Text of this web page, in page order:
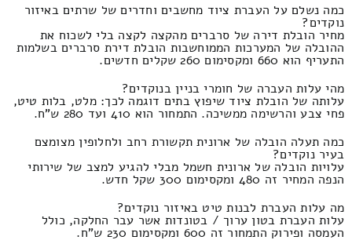
כמה נשלם על העברת ציוד מחשבים וחדרים של שרתים באיזור
נוקדים?
מחיר הובלת דירה של סרברים מהקצה לקצה בלי לשכוח את
ההובלה של המערכות הממוחשבות הובלת דירת סרברים בשלמות
התעריף הוא 660 ומקסימום 260 שקלים חדשים.
מהי עלות העברה של חומרי בניין בנוקדים?
עלותה של הובלת ציוד שיפוץ בתים דוגמה לכך: מלט, בלות טיט,
פחי צבע והרשימה ממשיכה. התמחור הוא 410 ועד 280 ש"ח.
כמה תעלה הובלה של ארונית תקשורת רחב ולחלופין מצומצם
בעיר נוקדים?
עלויות הובלה של ארונית חשמל מבלי להגיע למצב של שירותי
הנפה המחיר זה 480 ומקסימום 300 שקל חדש.
מה עלות העברת לבנות טיט באיזור נוקדים?
עלות העברת בטון ערוך / בטונדות אשר עבר החלקה, כולל
העמסה ופירוק התמחור זה 600 ומקסימום 230 ש"ח.